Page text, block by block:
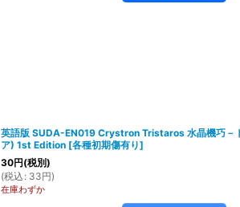
英語版 SUDA-EN019 Crystron Tristaros 水晶機巧－
ア) 1st Edition [各種初期傷有り]
30円(税別)
(税込 : 33円)
在庫わずか